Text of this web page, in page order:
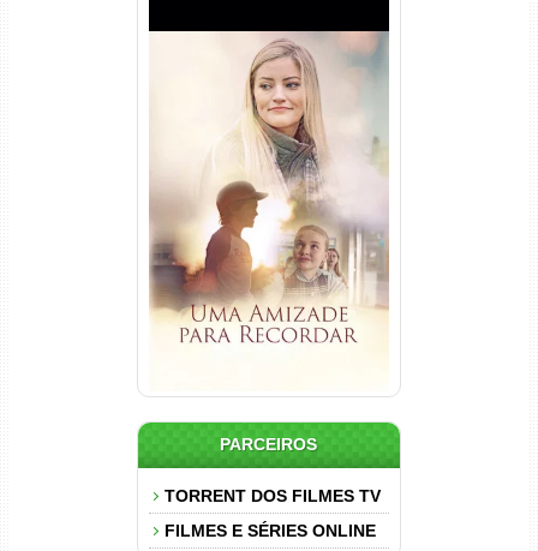
Uma Amizade para Recordar
Torrent (2025) WEB-DL 1080p
Dual Áudio
PARCEIROS
TORRENT DOS FILMES TV
FILMES E SÉRIES ONLINE